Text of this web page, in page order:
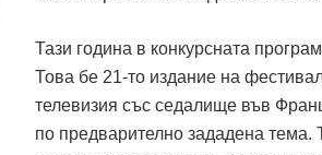
Тази година в конкурсната
Това бе 21-то издание на
телевизия със седалище във
по предварително зададена тема.